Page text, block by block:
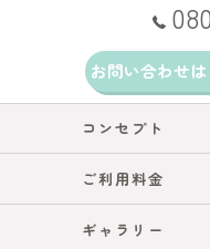
お問い合わせは
コンセプト
ご利用料金
ギャラリー